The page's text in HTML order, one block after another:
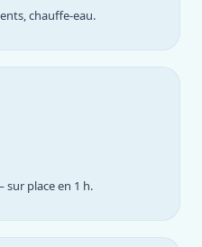
chauffe-eau.
place en 1 h.